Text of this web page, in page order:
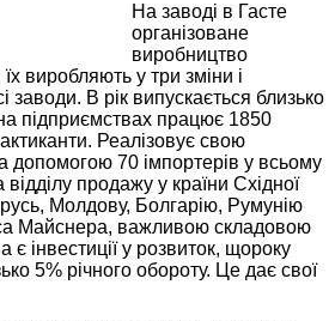
На заводі в Гасте
організоване
виробництво
виробляють у три зміни і
заводи. В рік випускається близько
підприємствах працює 1850
Реалізовує свою
допомогою 70 імпортерів у всьому
відділу продажу у країни Східної
Молдову, Болгарію, Румунію
Майснера, важливою складовою
є інвестиції у розвиток, щороку
5% річного обороту. Це дає свої